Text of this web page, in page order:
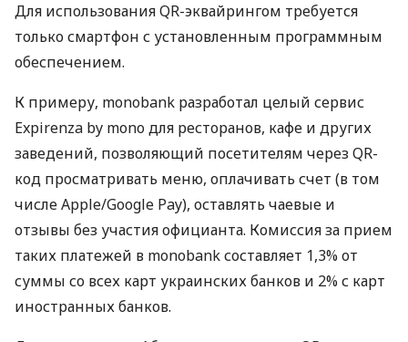
Для использования QR-эквайрингом требуется
только смартфон с установленным программным
обеспечением.
К примеру, monobank разработал целый сервис
Expirenza by mono для ресторанов, кафе и других
заведений, позволяющий посетителям через QR-
код просматривать меню, оплачивать счет (в том
числе Apple/Google Pay), оставлять чаевые и
отзывы без участия официанта. Комиссия за прием
таких платежей в monobank составляет 1,3% от
суммы со всех карт украинских банков и 2% с карт
иностранных банков.